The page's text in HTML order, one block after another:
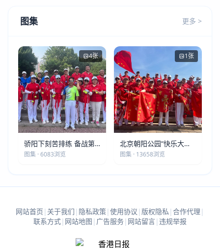
图集 更多 >
4张
骄阳下刻苦排练 备战第
五届莫斯科世界大健康运
图集 · 6083浏览
1张
北京朝阳公园“快乐大本
营”建党105周年庆祝活动
图集 · 13658浏览
网站首页 | 关于我们 | 隐私政策| 使用协议 | 版权隐私 | 合作代理 |
联系方式| 网站地图 | 广告服务| 网站留言| 违规举报